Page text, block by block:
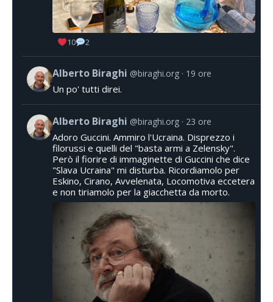
10 2
Alberto Biraghi @biraghi.org 19 ore
Un po' tutti direi.
Alberto Biraghi @biraghi.org 23 ore
Adoro Guccini. Ammiro l'Ucraina. Disprezzo i
filorussi e quelli del "basta armi a Zelensky".
Però il fiorire di immaginette di Guccini che dice
"Slava Ucraina" mi disturba. Ricordiamolo per
Eskino, Cirano, Avvelenata, Locomotiva eccetera
e non tiriamolo per la giacchetta da morto.